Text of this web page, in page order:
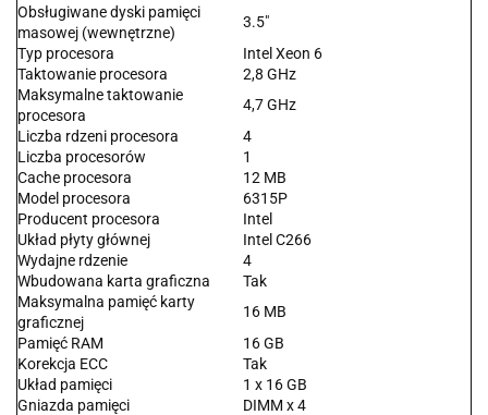
Obsługiwane dyski pamięci
masowej (wewnętrzne)
3.5"
Typ procesora
Intel Xeon 6
Taktowanie procesora
2,8 GHz
Maksymalne taktowanie
procesora
4,7 GHz
Liczba rdzeni procesora
4
Liczba procesorów
1
Cache procesora
12 MB
Model procesora
6315P
Producent procesora
Intel
Układ płyty głównej
Intel C266
Wydajne rdzenie
4
Wbudowana karta graficzna
Tak
Maksymalna pamięć karty
graficznej
16 MB
Pamięć RAM
16 GB
Korekcja ECC
Tak
Układ pamięci
1 x 16 GB
Gniazda pamięci
DIMM x 4